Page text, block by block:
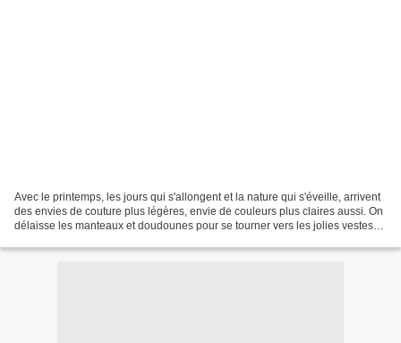
Avec le printemps, les jours qui s'allongent et la nature qui s'éveille, arrivent
des envies de couture plus légères, envie de couleurs plus claires aussi. On
délaisse les manteaux et doudounes pour se tourner vers les jolies vestes